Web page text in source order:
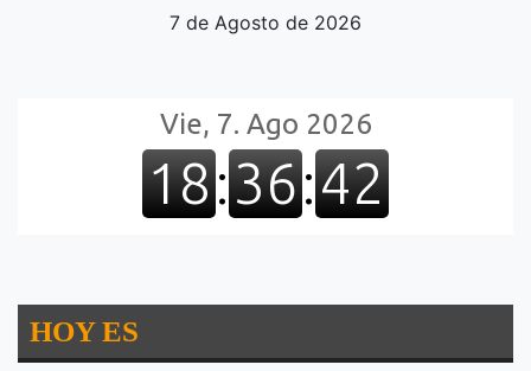
7 de Agosto de 2026
HOY ES